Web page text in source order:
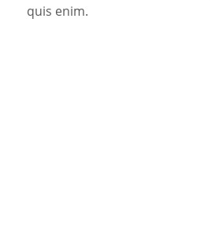
quis enim.